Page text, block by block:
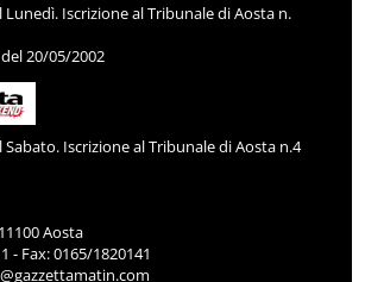
Iscrizione al Tribunale di Aosta n.
20/05/2002
Iscrizione al Tribunale di Aosta n.4
Aosta
- Fax: 0165/1820141